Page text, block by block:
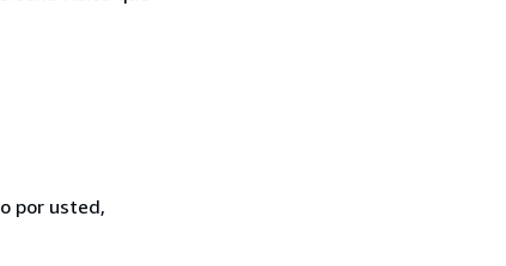
por usted,